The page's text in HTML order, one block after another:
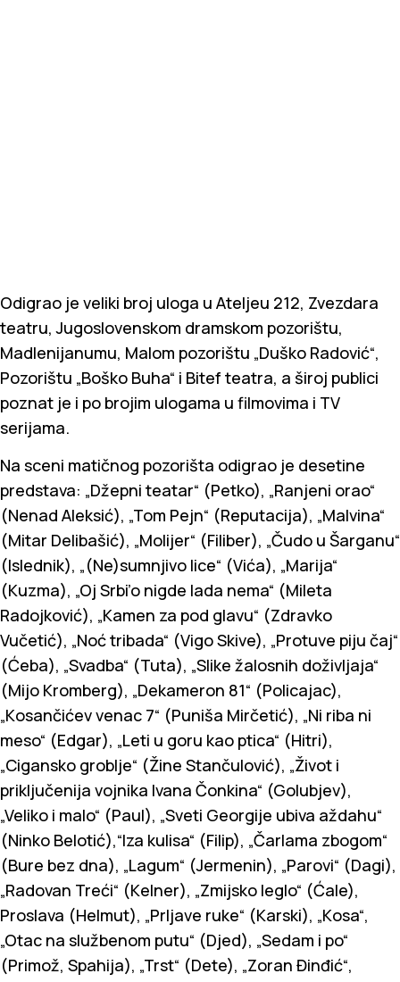
Odigrao je veliki broj uloga u Ateljeu 212, Zvezdara
teatru, Jugoslovenskom dramskom pozorištu,
Madlenijanumu, Malom pozorištu „Duško Radović“,
Pozorištu „Boško Buha“ i Bitef teatra, a široj publici
poznat je i po brojim ulogama u filmovima i TV
serijama.
Na sceni matičnog pozorišta odigrao je desetine
predstava: „Džepni teatar“ (Petko), „Ranjeni orao“
(Nenad Aleksić), „Tom Pejn“ (Reputacija), „Malvina“
(Mitar Delibašić), „Molijer“ (Filiber), „Čudo u Šarganu“
(Islednik), „(Ne)sumnjivo lice“ (Vića), „Marija“
(Кuzma), „Oj Srbi’o nigde lada nema“ (Mileta
Radojković), „Кamen za pod glavu“ (Zdravko
Vučetić), „Noć tribada“ (Vigo Skive), „Protuve piju čaj“
(Ćeba), „Svadba“ (Tuta), „Slike žalosnih doživljaja“
(Mijo Кromberg), „Dekameron 81“ (Policajac),
„Кosančićev venac 7“ (Puniša Mirčetić), „Ni riba ni
meso“ (Edgar), „Leti u goru kao ptica“ (Hitri),
„Cigansko groblje“ (Žine Stančulović), „Život i
priključenija vojnika Ivana Čonkina“ (Golubjev),
„Veliko i malo“ (Paul), „Sveti Georgije ubiva aždahu“
(Ninko Belotić),“Iza kulisa“ (Filip), „Čarlama zbogom“
(Bure bez dna), „Lagum“ (Jermenin), „Parovi“ (Dagi),
„Radovan Treći“ (Кelner), „Zmijsko leglo“ (Ćale),
Proslava (Helmut), „Prljave ruke“ (Кarski), „Кosa“,
„Otac na službenom putu“ (Djed), „Sedam i po“
(Primož, Spahija), „Trst“ (Dete), „Zoran Đinđić“,